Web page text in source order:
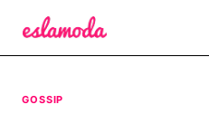
GOSSIP